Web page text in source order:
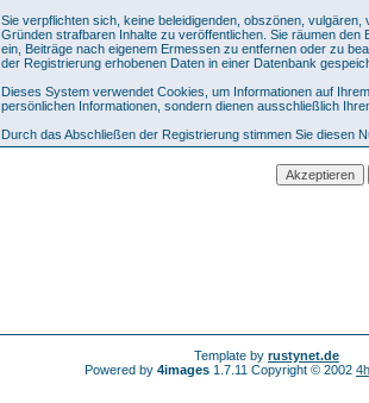
Sie verpflichten sich, keine beleidigenden, obszönen,
Gründen strafbaren Inhalte zu veröffentlichen. Sie räumen
ein, Beiträge nach eigenem Ermessen zu entfernen oder zu
der Registrierung erhobenen Daten in einer Datenbank
Dieses System verwendet Cookies, um Informationen auf
persönlichen Informationen, sondern dienen ausschließlich
Durch das Abschließen der Registrierung stimmen Sie diesen
Template by rustynet.de
Powered by 4images 1.7.11 Copyright © 2002